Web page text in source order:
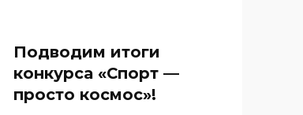
Подводим итоги
конкурса «Спорт —
просто космос»!